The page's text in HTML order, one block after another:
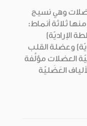
وهي نسيج
ثلاثة أنماط:
الإراديّة)
وعضلة القلب
العضلات مؤلَّفة
العَضَليّة